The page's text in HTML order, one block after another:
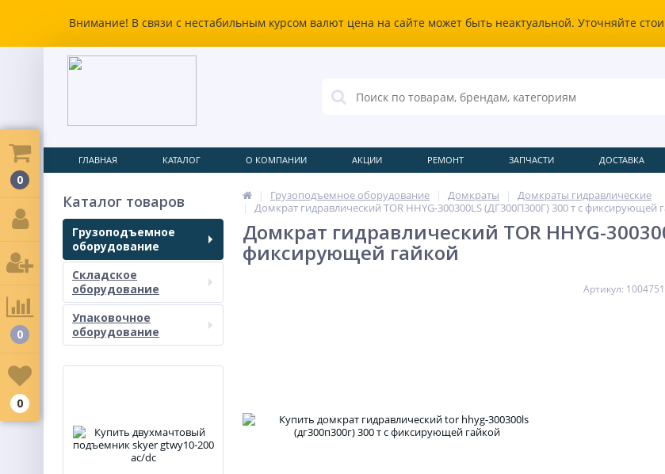
Внимание! В связи с нестабильным курсом валют цена на сайте может быть неактуальной. Уточняйте
ГЛАВНАЯ КАТАЛОГ О КОМПАНИИ АКЦИИ РЕМОНТ ЗАПЧАСТИ ДОСТАВКА
Каталог товаров
Грузоподъемное
оборудование
Складское
оборудование
Упаковочное
оборудование
Грузоподъемное оборудование Домкраты
Домкраты гидравлические
Домкрат гидравлический TOR HHYG-300300LS (ДГ300П300Г) 300 т с фиксирующей
Домкрат гидравлический TOR HHYG-
фиксирующей гайкой
Артикул: 1004751
0
0
0